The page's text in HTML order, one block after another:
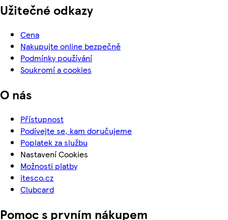
Užitečné odkazy
Cena
Nakupujte online bezpečně
Podmínky používání
Soukromí a cookies
O nás
Přístupnost
Podívejte se, kam doručujeme
Poplatek za službu
Nastavení Cookies
Možnosti platby
itesco.cz
Clubcard
Pomoc s prvním nákupem